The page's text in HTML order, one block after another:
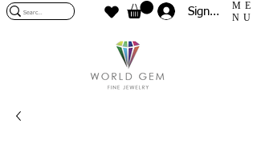
Sign In
ME
NU